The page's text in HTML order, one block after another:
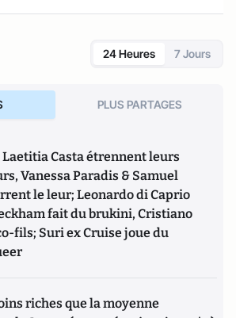
24 Heures 7 Jours
PLUS PARTAGES
Laetitia Casta étrennent leurs
Vanessa Paradis & Samuel
le leur; Leonardo di Caprio
fait du brukini, Cristiano
fils; Suri ex Cruise joue du
riches que la moyenne